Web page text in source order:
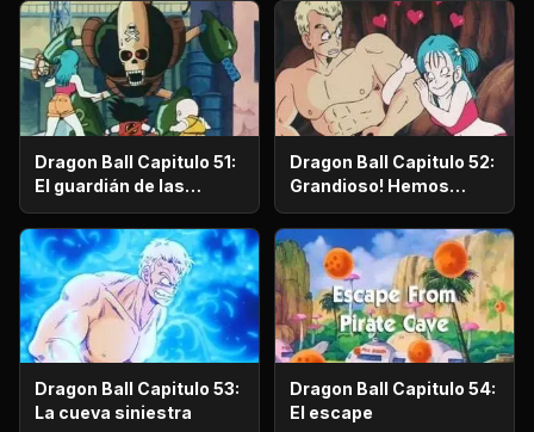
Dragon Ball Capitulo 51:
El guardián de las
profundidades
Dragon Ball Capitulo 52:
Grandioso! Hemos
encontrado el tesoro
Dragon Ball Capitulo 53:
La cueva siniestra
Dragon Ball Capitulo 54:
El escape